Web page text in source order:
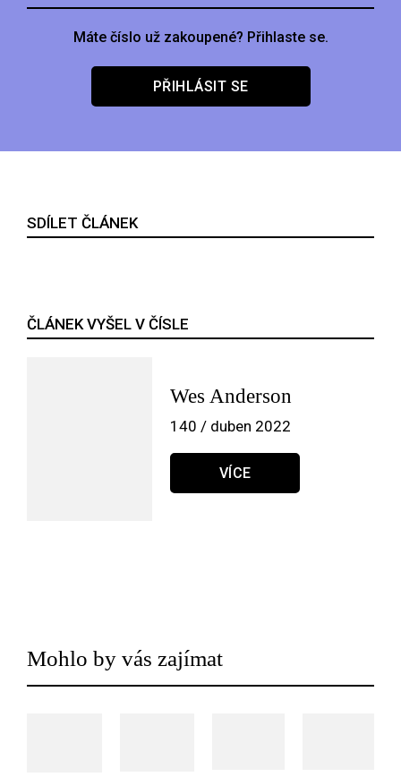
Máte číslo už zakoupené? Přihlaste se.
PŘIHLÁSIT SE
SDÍLET ČLÁNEK
ČLÁNEK VYŠEL V ČÍSLE
Wes Anderson
140 / duben 2022
VÍCE
Mohlo by vás zajímat